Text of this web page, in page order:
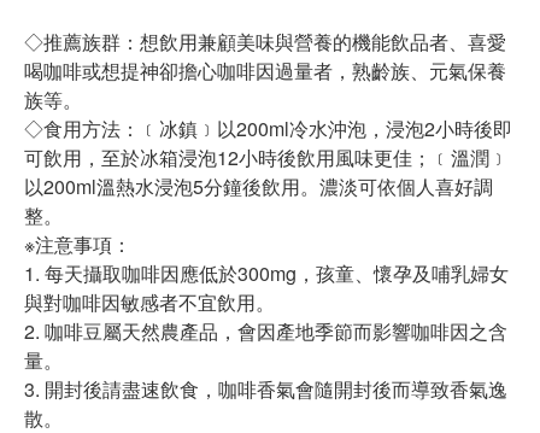
◇推薦族群：想飲用兼顧美味與營養的機能飲品者、喜愛
喝咖啡或想提神卻擔心咖啡因過量者，熟齡族、元氣保養
族等。
◇食用方法：﹝冰鎮﹞以200ml冷水沖泡，浸泡2小時後即
可飲用，至於冰箱浸泡12小時後飲用風味更佳；﹝溫潤﹞
以200ml溫熱水浸泡5分鐘後飲用。濃淡可依個人喜好調
整。
※注意事項：
1. 每天攝取咖啡因應低於300mg，孩童、懷孕及哺乳婦女
與對咖啡因敏感者不宜飲用。
2. 咖啡豆屬天然農產品，會因產地季節而影響咖啡因之含
量。
3. 開封後請盡速飲食，咖啡香氣會隨開封後而導致香氣逸
散。